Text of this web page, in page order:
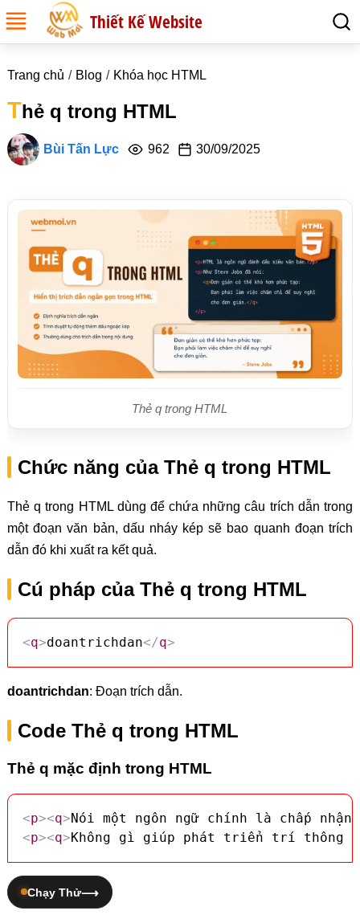
Thiết Kế Website
Trang chủ Blog Khóa học HTML
Thẻ q trong HTML
Bùi Tấn Lực 962 30/09/2025
Thẻ q trong HTML
Chức năng của Thẻ q trong HTML
Thẻ q trong HTML dùng để chứa những câu trích dẫn trong
một đoạn văn bản, dấu nháy kép sẽ bao quanh đoạn trích
dẫn đó khi xuất ra kết quả.
Cú pháp của Thẻ q trong HTML
<q>doantrichdan</q>
doantrichdan: Đoạn trích dẫn.
Code Thẻ q trong HTML
Thẻ q mặc định trong HTML
<p><q>Nói một ngôn ngữ chính là chấp
<p><q>Không gì giúp phát triển trí thông
Chạy Thử